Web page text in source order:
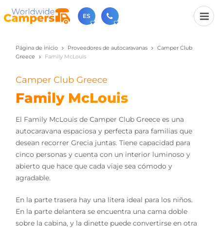
ES
+31 030-6974964
Contáctenos (de lunes a viernes de 09:00h a 17:30h).
sales@worldwidecampers.com
También puede contactarnos por email.
Página de inicio Proveedores de autocaravanas
Camper Club
Greece
Family McLouis
Camper Club Greece
Family McLouis
El Family McLouis de Camper Club Greece es una
autocaravana espaciosa y perfecta para familias que
desean recorrer Grecia juntas. Tiene capacidad para
cinco personas y cuenta con un interior luminoso y
abierto que hace que cada viaje sea cómodo y
agradable.
En la parte trasera hay una litera ideal para los niños.
En la parte delantera se encuentra una cama doble
sobre la cabina, y la dinette puede convertirse en otra